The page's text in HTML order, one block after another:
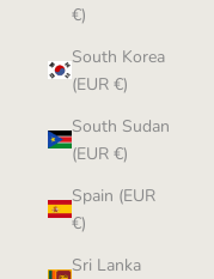
€)
South Korea
(EUR €)
South Sudan
(EUR €)
Spain (EUR
€)
Sri Lanka